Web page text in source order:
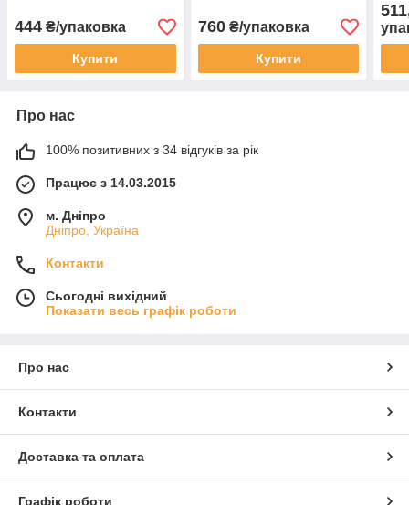
444 ₴/упаковка
Купити
760₴/упаковка
Купити
Про нас
100% позитивних з 34 відгуків за рік
Працює з 14.03.2015
м. Дніпро
Дніпро, Україна
Контакти
Сьогодні вихідний
Показати весь графік роботи
Про нас
Контакти
Доставка та оплата
Графік роботи